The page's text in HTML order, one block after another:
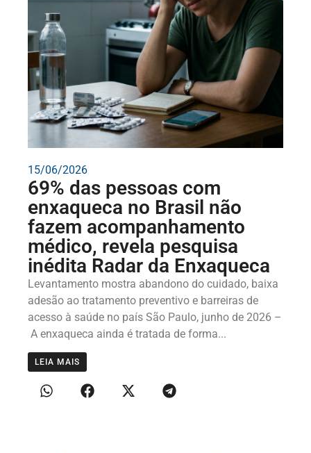
15/06/2026
69% das pessoas com
enxaqueca no Brasil não
fazem acompanhamento
médico, revela pesquisa
inédita Radar da Enxaqueca
Levantamento mostra abandono do cuidado, baixa
adesão ao tratamento preventivo e barreiras de
acesso à saúde no país São Paulo, junho de 2026 –
A enxaqueca ainda é tratada de forma...
LEIA MAIS